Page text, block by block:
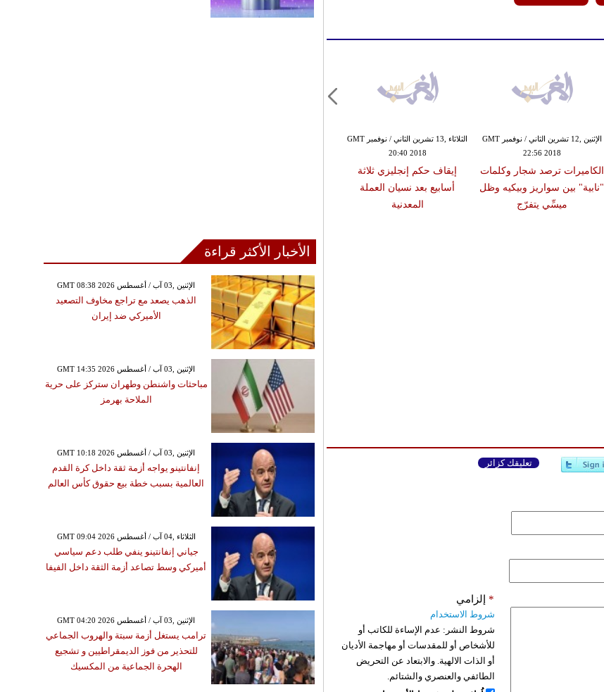
الثلاثاء ,13 تشرين الثاني / نوفمبر GMT
20:40 2018
إيقاف حكم إنجليزي ثلاثة
أسابيع بعد نسيان العملة
المعدنية
الإثنين ,12 تشرين الثاني / نوفمبر GMT
22:56 2018
الكاميرات ترصد شجار وكلمات
"نابية" بين سواريز وبيكيه وظل
ميسِّي يتفرّج
تعليقك كزائر
إلزامي *
شروط الاستخدام
شروط النشر: عدم الإساءة للكاتب أو
للأشخاص أو للمقدسات أو مهاجمة الأديان
أو الذات الالهية. والابتعاد عن التحريض
الطائفي والعنصري والشتائم.
الأخبار الأكثر قراءة
GMT 08:38 2026 الإثنين ,03 آب / أغسطس
الذهب يصعد مع تراجع مخاوف التصعيد
الأميركي ضد إيران
GMT 14:35 2026 الإثنين ,03 آب / أغسطس
مباحثات واشنطن وطهران ستركز على حرية
الملاحة بهرمز
GMT 10:18 2026 الإثنين ,03 آب / أغسطس
إنفانتينو يواجه أزمة ثقة داخل كرة القدم
العالمية بسبب خطة بيع حقوق كأس العالم
GMT 09:04 2026 الثلاثاء ,04 آب / أغسطس
جياني إنفانتينو ينفي طلب دعم سياسي
أميركي وسط تصاعد أزمة الثقة داخل الفيفا
GMT 04:20 2026 الإثنين ,03 آب / أغسطس
ترامب يستغل أزمة سبتة والهروب الجماعي
للتحذير من فوز الديمقراطيين و تشجيع
الهحرة الجماعية من المكسيك